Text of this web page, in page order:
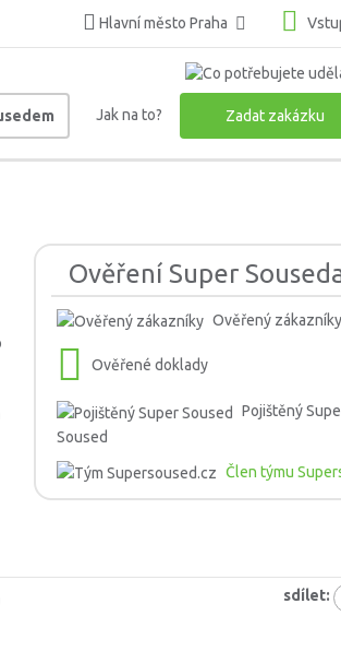
Hlavní město Praha
Jak na to? Zadat zakázku
Ověření Super
Ověřený zákazníky
Ověřené doklady
Pojištěný
Soused
Člen týmu
sdílet: